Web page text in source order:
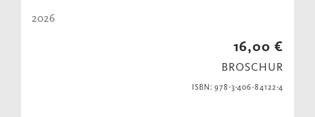
2026
16,00 €
BROSCHUR
ISBN: 978-3-406-84122-4